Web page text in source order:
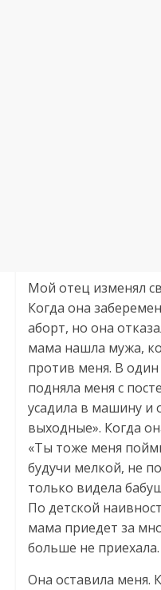
Мой отец изменял
Когда она
аборт, но она
мама нашла мужа,
против меня. В
подняла меня с
усадила в машину и
выходные». Когда
«Ты тоже меня
будучи мелкой, не
только видела
По детской
мама приедет за
больше не приехала.
Она оставила меня.